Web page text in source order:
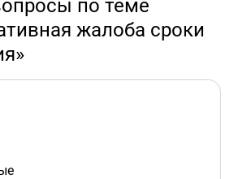
по теме
жалоба сроки